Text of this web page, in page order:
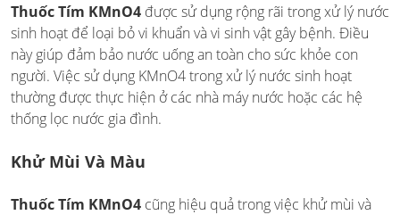
Thuốc Tím KMnO4 được sử dụng rộng rãi trong xử lý nước
sinh hoạt để loại bỏ vi khuẩn và vi sinh vật gây bệnh. Điều
này giúp đảm bảo nước uống an toàn cho sức khỏe con
người. Việc sử dụng KMnO4 trong xử lý nước sinh hoạt
thường được thực hiện ở các nhà máy nước hoặc các hệ
thống lọc nước gia đình.
Khử Mùi Và Màu
Thuốc Tím KMnO4 cũng hiệu quả trong việc khử mùi và